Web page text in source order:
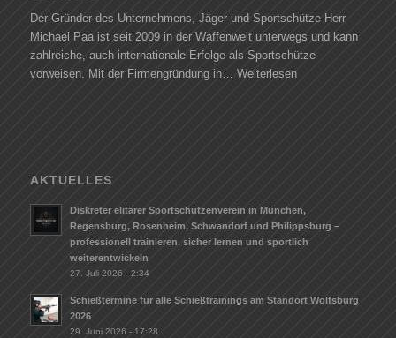
Der Gründer des Unternehmens, Jäger und Sportschütze Herr
Michael Paa ist seit 2009 in der Waffenwelt unterwegs und kann
zahlreiche, auch internationale Erfolge als Sportschütze
vorweisen. Mit der Firmengründung in… Weiterlesen
AKTUELLES
Diskreter elitärer Sportschützenverein in München,
Regensburg, Rosenheim, Schwandorf und Philippsburg –
professionell trainieren, sicher lernen und sportlich
weiterentwickeln
27. Juli 2026 - 2:34
Schießtermine für alle Schießtrainings am Standort Wolfsburg
2026
29. Juni 2026 - 17:28